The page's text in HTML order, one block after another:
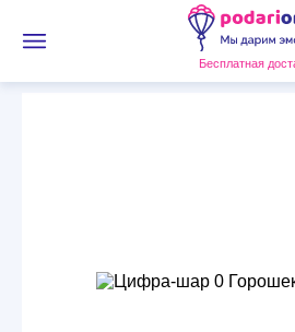
Бесплатная